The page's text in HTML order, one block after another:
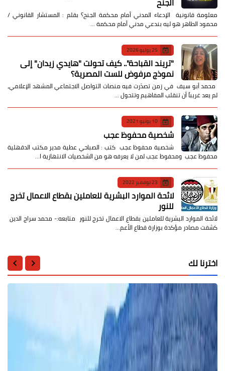
معلومة قانونية الإدعاء المدني أمام محكمة الجنح؟ بقلم : المستشار القانوني /
محمود الطاهر هو ليه بندعي مدني أمام محكمة …
25 يوليو 2026
​"تريند القباحة".. كيف تحولت "هايدي زيدان" إلى
نموذج مرفوض للست المصرية؟
​ محمد أبو سيف ​في زمن تصدّرت فيه منصات التواصل الاجتماعي المشهد الإعلامي،
لم يعد غريباً أن تنقلب المفاهيم وتتحول …
10 يونيو 2021
شخصية محفوظ عجب
شخصية محفوظ عجب كتب : الصباحي عطية مدير مكتب الدقهلية
محفوظ عجب ومحفوظ عجب لمن لا يعرفه هو من الشخصيات الانتهازية ا…
23 نوفمبر 2022
لائحة الموارد البشرية للعاملين بقطاع الاعمال تخرج
للنور
لائحة الموارد البشرية للعاملين بقطاع الاعمال تخرج للنور متابعه:- محمد سراج الدين
كشفت مصادر مؤكدة بوزارة قطاع الأعم…
اخترنا لك